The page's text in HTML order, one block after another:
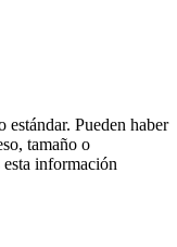
estándar. Pueden haber
tamaño o
información